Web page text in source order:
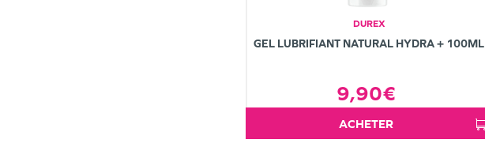
DUREX
GEL LUBRIFIANT NATURAL HYDRA + 100ML
9,90€
ACHETER